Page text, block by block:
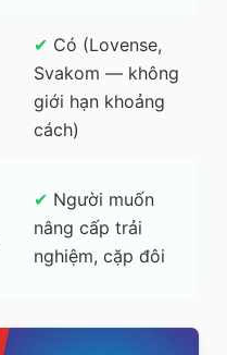
✔ Có (Lovense,
Svakom — không
giới hạn khoảng
cách)
✔ Người muốn
nâng cấp trải
nghiệm, cặp đôi